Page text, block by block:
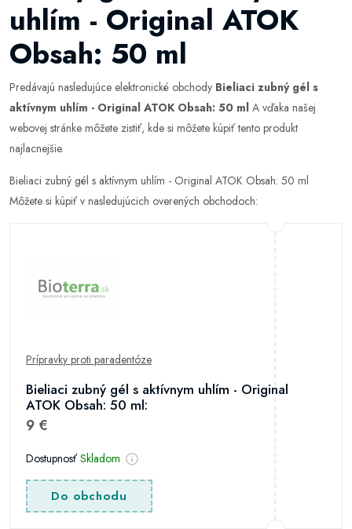
uhlím - Original ATOK
Obsah: 50 ml
Predávajú nasledujúce elektronické obchody Bieliaci zubný gél s
aktívnym uhlím - Original ATOK Obsah: 50 ml A vďaka našej
webovej stránke môžete zistiť, kde si môžete kúpiť tento produkt
najlacnejšie.
Bieliaci zubný gél s aktívnym uhlím - Original ATOK Obsah: 50 ml
Môžete si kúpiť v nasledujúcich overených obchodoch:
Prípravky proti paradentóze
Bieliaci zubný gél s aktívnym uhlím - Original
ATOK Obsah: 50 ml:
9 €
Dostupnosť Skladom
Do obchodu